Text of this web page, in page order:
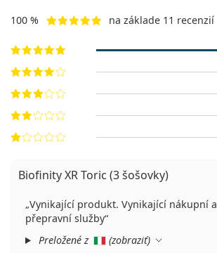
100 % na základe 11 recenzií
Biofinity XR Toric (3 šošovky)
Vynikající produkt. Vynikající nákupní a
přepravní služby
Preložené z
(zobraziť)